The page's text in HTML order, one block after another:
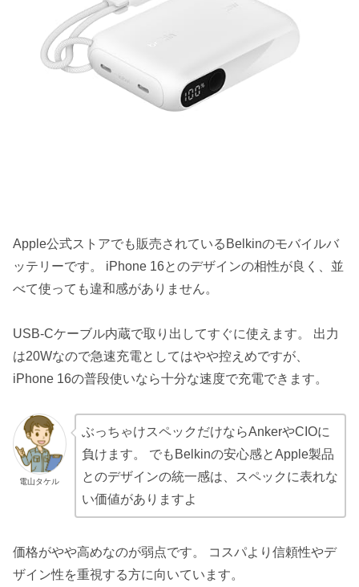
Apple公式ストアでも販売されているBelkinのモバイルバ
ッテリーです。 iPhone 16とのデザインの相性が良く、並
べて使っても違和感がありません。
USB-Cケーブル内蔵で取り出してすぐに使えます。 出力
は20Wなので急速充電としてはやや控えめですが、
iPhone 16の普段使いなら十分な速度で充電できます。
電山タケル
ぶっちゃけスペックだけならAnkerやCIOに
負けます。 でもBelkinの安心感とApple製品
とのデザインの統一感は、スペックに表れな
い価値がありますよ
価格がやや高めなのが弱点です。 コスパより信頼性やデ
ザイン性を重視する方に向いています。